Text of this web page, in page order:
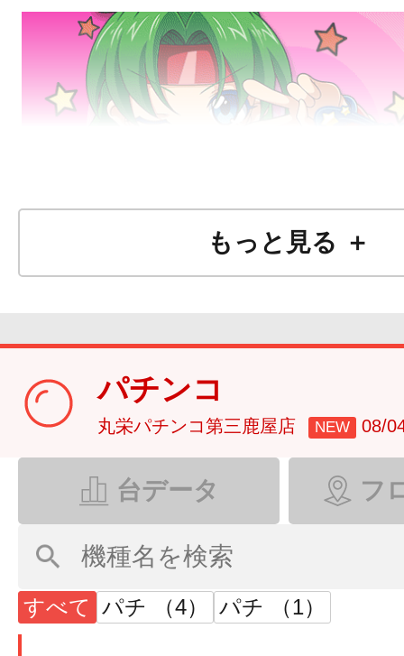
もっと見る ＋
パチンコ
丸栄パチンコ第三鹿屋店 NEW 08/
台データ フ
すべて パチ （4） パチ （1）